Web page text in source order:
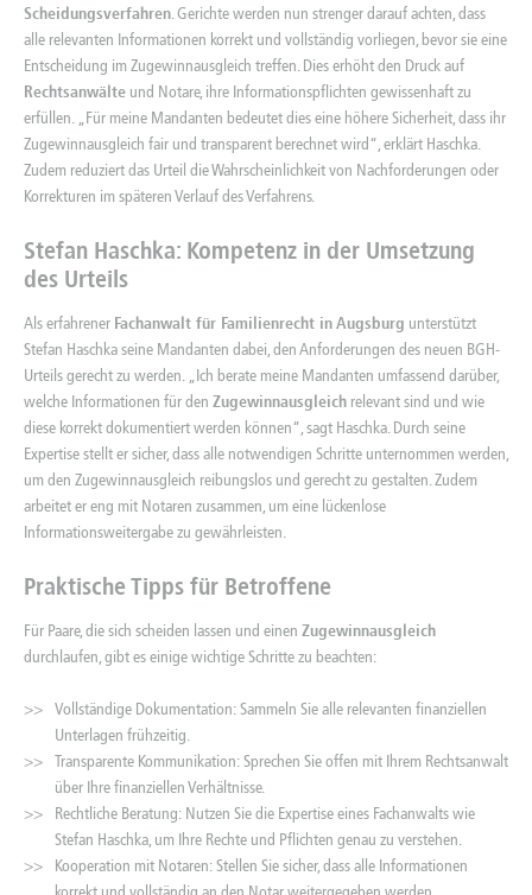
Scheidungsverfahren. Gerichte werden nun strenger darauf achten, dass
alle relevanten Informationen korrekt und vollständig vorliegen, bevor sie eine
Entscheidung im Zugewinnausgleich treffen. Dies erhöht den Druck auf
Rechtsanwälte und Notare, ihre Informationspflichten gewissenhaft zu
erfüllen. „Für meine Mandanten bedeutet dies eine höhere Sicherheit, dass ihr
Zugewinnausgleich fair und transparent berechnet wird“, erklärt Haschka.
Zudem reduziert das Urteil die Wahrscheinlichkeit von Nachforderungen oder
Korrekturen im späteren Verlauf des Verfahrens.
Stefan Haschka: Kompetenz in der Umsetzung
des Urteils
Als erfahrener Fachanwalt für Familienrecht in Augsburg unterstützt
Stefan Haschka seine Mandanten dabei, den Anforderungen des neuen BGH-
Urteils gerecht zu werden. „Ich berate meine Mandanten umfassend darüber,
welche Informationen für den Zugewinnausgleich relevant sind und wie
diese korrekt dokumentiert werden können“, sagt Haschka. Durch seine
Expertise stellt er sicher, dass alle notwendigen Schritte unternommen werden,
um den Zugewinnausgleich reibungslos und gerecht zu gestalten. Zudem
arbeitet er eng mit Notaren zusammen, um eine lückenlose
Informationsweitergabe zu gewährleisten.
Praktische Tipps für Betroffene
Für Paare, die sich scheiden lassen und einen Zugewinnausgleich
durchlaufen, gibt es einige wichtige Schritte zu beachten:
Vollständige Dokumentation: Sammeln Sie alle relevanten finanziellen
Unterlagen frühzeitig.
Transparente Kommunikation: Sprechen Sie offen mit Ihrem Rechtsanwalt
über Ihre finanziellen Verhältnisse.
Rechtliche Beratung: Nutzen Sie die Expertise eines Fachanwalts wie
Stefan Haschka, um Ihre Rechte und Pflichten genau zu verstehen.
Kooperation mit Notaren: Stellen Sie sicher, dass alle Informationen